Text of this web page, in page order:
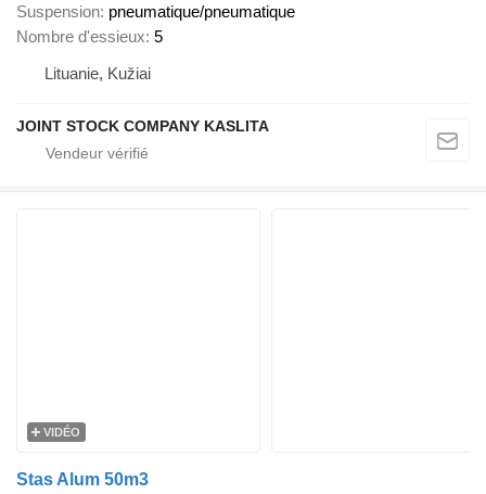
Suspension pneumatique/pneumatique
Nombre d'essieux 5
Lituanie, Kužiai
JOINT STOCK COMPANY KASLITA
VIDÉO
Stas Alum 50m3